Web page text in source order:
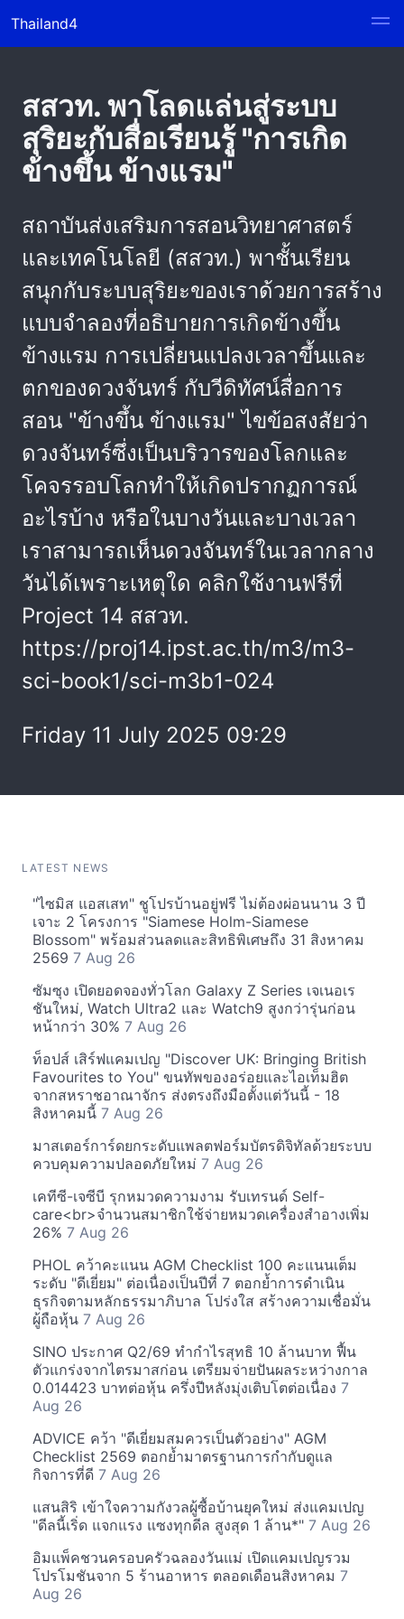
Thailand4
สสวท. พาโลดแล่นสู่ระบบ
สุริยะกับสื่อเรียนรู้ "การเกิด
ข้างขึ้น ข้างแรม"
สถาบันส่งเสริมการสอนวิทยาศาสตร์
และเทคโนโลยี (สสวท.) พาชั้นเรียน
สนุกกับระบบสุริยะของเราด้วยการสร้าง
แบบจำลองที่อธิบายการเกิดข้างขึ้น
ข้างแรม การเปลี่ยนแปลงเวลาขึ้นและ
ตกของดวงจันทร์ กับวีดิทัศน์สื่อการ
สอน "ข้างขึ้น ข้างแรม" ไขข้อสงสัยว่า
ดวงจันทร์ซึ่งเป็นบริวารของโลกและ
โคจรรอบโลกทำให้เกิดปรากฏการณ์
อะไรบ้าง หรือในบางวันและบางเวลา
เราสามารถเห็นดวงจันทร์ในเวลากลาง
วันได้เพราะเหตุใด คลิกใช้งานฟรีที่
Project 14 สสวท.
https://proj14.ipst.ac.th/m3/m3-
sci-book1/sci-m3b1-024
Friday 11 July 2025 09:29
LATEST NEWS
"ไซมิส แอสเสท" ชูโปรบ้านอยู่ฟรี ไม่ต้องผ่อนนาน 3 ปี
เจาะ 2 โครงการ "Siamese Holm-Siamese
Blossom" พร้อมส่วนลดและสิทธิพิเศษถึง 31 สิงหาคม
2569 7 Aug 26
ซัมซุง เปิดยอดจองทั่วโลก Galaxy Z Series เจเนอเร
ชันใหม่, Watch Ultra2 และ Watch9 สูงกว่ารุ่นก่อน
หน้ากว่า 30% 7 Aug 26
ท็อปส์ เสิร์ฟแคมเปญ "Discover UK: Bringing British
Favourites to You" ขนทัพของอร่อยและไอเท็มฮิต
จากสหราชอาณาจักร ส่งตรงถึงมือตั้งแต่วันนี้ - 18
สิงหาคมนี้ 7 Aug 26
มาสเตอร์การ์ดยกระดับแพลตฟอร์มบัตรดิจิทัลด้วยระบบ
ควบคุมความปลอดภัยใหม่ 7 Aug 26
เคทีซี-เจซีบี รุกหมวดความงาม รับเทรนด์ Self-
care<br>จำนวนสมาชิกใช้จ่ายหมวดเครื่องสำอางเพิ่ม
26% 7 Aug 26
PHOL คว้าคะแนน AGM Checklist 100 คะแนนเต็ม
ระดับ "ดีเยี่ยม" ต่อเนื่องเป็นปีที่ 7 ตอกย้ำการดำเนิน
ธุรกิจตามหลักธรรมาภิบาล โปร่งใส สร้างความเชื่อมั่น
ผู้ถือหุ้น 7 Aug 26
SINO ประกาศ Q2/69 ทำกำไรสุทธิ 10 ล้านบาท ฟื้น
ตัวแกร่งจากไตรมาสก่อน เตรียมจ่ายปันผลระหว่างกาล
0.014423 บาทต่อหุ้น ครึ่งปีหลังมุ่งเติบโตต่อเนื่อง 7
Aug 26
ADVICE คว้า "ดีเยี่ยมสมควรเป็นตัวอย่าง" AGM
Checklist 2569 ตอกย้ำมาตรฐานการกำกับดูแล
กิจการที่ดี 7 Aug 26
แสนสิริ เข้าใจความกังวลผู้ซื้อบ้านยุคใหม่ ส่งแคมเปญ
"ดีลนี้เริ่ด แจกแรง แซงทุกดีล สูงสุด 1 ล้าน*" 7 Aug 26
อิมแพ็คชวนครอบครัวฉลองวันแม่ เปิดแคมเปญรวม
โปรโมชันจาก 5 ร้านอาหาร ตลอดเดือนสิงหาคม 7
Aug 26